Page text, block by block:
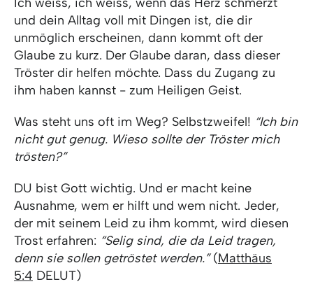
und dein Alltag voll mit Dingen ist, die dir
unmöglich erscheinen, dann kommt oft der
Glaube zu kurz. Der Glaube daran, dass dieser
Tröster dir helfen möchte. Dass du Zugang zu
ihm haben kannst - zum Heiligen Geist.
Was steht uns oft im Weg? Selbstzweifel! “Ich bin
nicht gut genug. Wieso sollte der Tröster mich
trösten?”
DU bist Gott wichtig. Und er macht keine
Ausnahme, wem er hilft und wem nicht. Jeder,
der mit seinem Leid zu ihm kommt, wird diesen
Trost erfahren: “Selig sind, die da Leid tragen,
denn sie sollen getröstet werden.”(Matthäus
5:4 DELUT)